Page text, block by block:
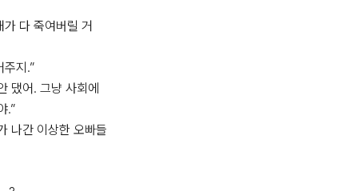
가 다 죽여버릴 거
주지.”
댔어. 그냥 사회에
.”
나간 이상한 오빠들